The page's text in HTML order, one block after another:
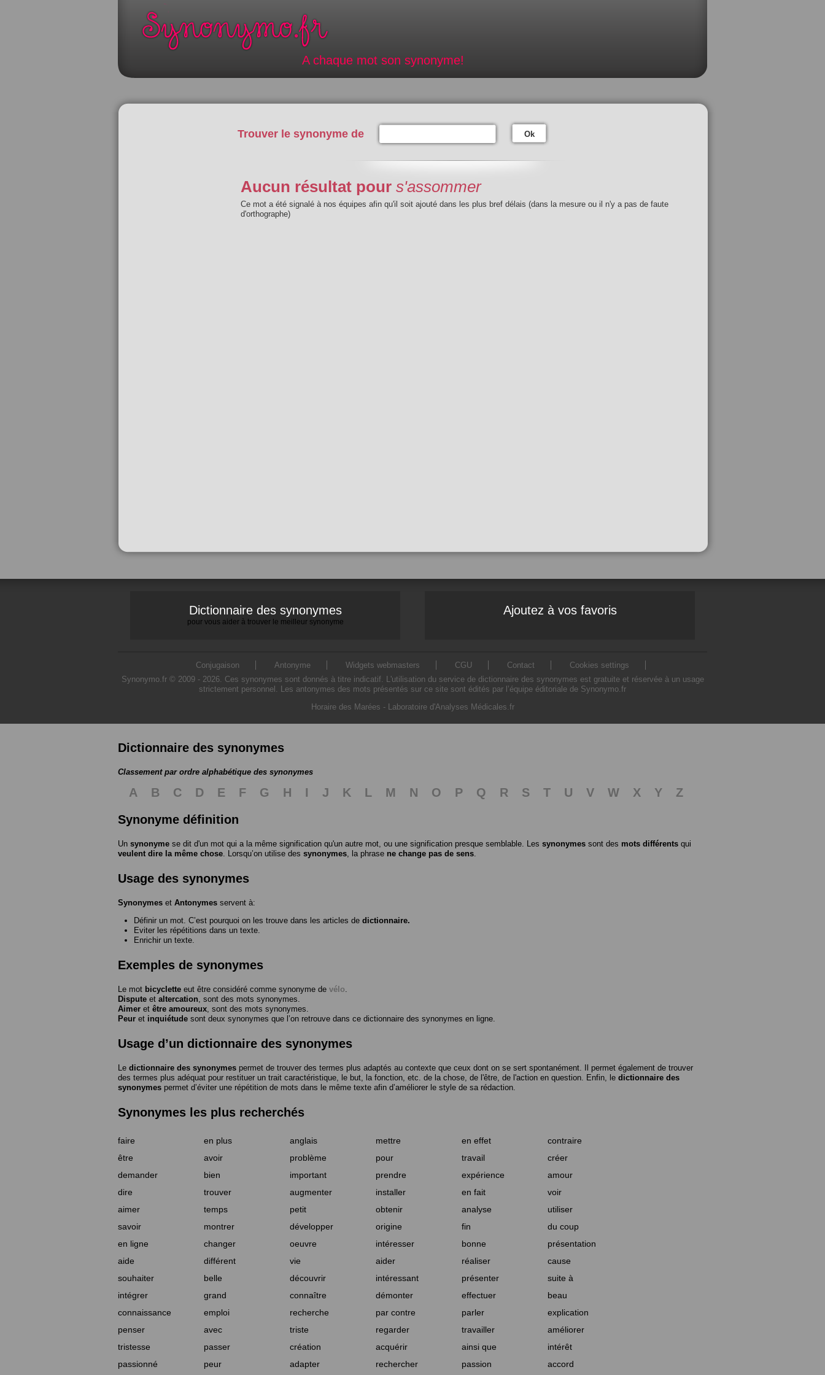
A chaque mot son synonyme!
Trouver le synonyme de Ok
Aucun résultat pour s'assommer
Ce mot a été signalé à nos équipes afin qu'il soit ajouté dans les plus bref délais (dans la mesure ou il n'y a pas de faute
d'orthographe)
Dictionnaire des synonymes
pour vous aider à trouver le meilleur synonyme
Ajoutez à vos favoris
Conjugaison Antonyme Widgets webmasters CGU Contact
Cookies settings
Synonymo.fr © 2009 - 2026. Ces synonymes sont donnés à titre indicatif. L'utilisation du service de dictionnaire des synonymes est gratuite et réservée à un usage
strictement personnel. Les antonymes des mots présentés sur ce site sont édités par l’équipe éditoriale de Synonymo.fr
Horaire des Marées - Laboratoire d'Analyses Médicales.fr
Dictionnaire des synonymes
Classement par ordre alphabétique des synonymes
A B C D E F G H I J K L M N O P Q R S T U V W X Y
Z
Synonyme définition
Un synonyme se dit d'un mot qui a la même signification qu'un autre mot, ou une signification presque semblable. Les synonymes sont des mots différents qui
veulent dire la même chose . Lorsqu’on utilise des synonymes , la phrase ne change pas de sens
Usage des synonymes
Synonymes et Antonymes servent à:
Définir un mot. C’est pourquoi on les trouve dans les articles de dictionnaire.
Eviter les répétitions dans un texte.
Enrichir un texte.
Exemples de synonymes
Le mot bicyclette eut être considéré comme synonyme de vélo
Dispute et altercation , sont des mots synonymes.
Aimer et être amoureux , sont des mots synonymes.
Peur et inquiétude sont deux synonymes que l’on retrouve dans ce dictionnaire des synonymes en ligne.
Usage d’un dictionnaire des synonymes
Le dictionnaire des synonymes permet de trouver des termes plus adaptés au contexte que ceux dont on se sert spontanément. Il permet également de trouver
des termes plus adéquat pour restituer un trait caractéristique, le but, la fonction, etc. de la chose, de l'être, de l'action en question. Enfin, le dictionnaire des
synonymes permet d’éviter une répétition de mots dans le même texte afin d’améliorer le style de sa rédaction.
Synonymes les plus recherchés
faire en plus anglais mettre en effet
contraire
être
avoir problème pour travail
créer
demander
bien important prendre expérience
amour
dire
trouver augmenter installer en fait
voir
aimer
temps petit obtenir analyse
utiliser
savoir
montrer développer origine fin
du coup
en ligne
changer oeuvre intéresser bonne
présentation
aide
différent vie aider réaliser
cause
souhaiter
belle découvrir intéressant présenter
suite à
intégrer
grand connaître démonter effectuer
beau
connaissance
emploi recherche par contre parler
explication
penser
avec triste regarder travailler
améliorer
tristesse
passer création acquérir ainsi que
intérêt
passionné
peur adapter rechercher passion accord